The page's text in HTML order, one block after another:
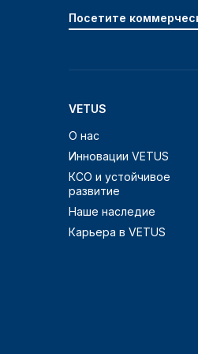
VETUS
О нас
Инновации VETUS
КСО и устойчивое
развитие
Наше наследие
Карьера в VETUS
Посетите